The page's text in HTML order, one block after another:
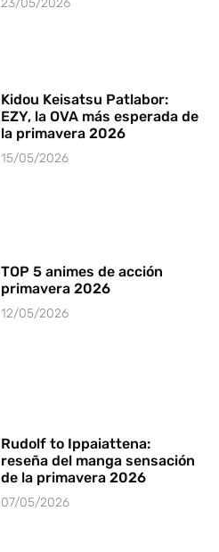
Kidou Keisatsu Patlabor:
EZY, la OVA más esperada de
la primavera 2026
15/05/2026
TOP 5 animes de acción
primavera 2026
12/05/2026
Rudolf to Ippaiattena:
reseña del manga sensación
de la primavera 2026
07/05/2026